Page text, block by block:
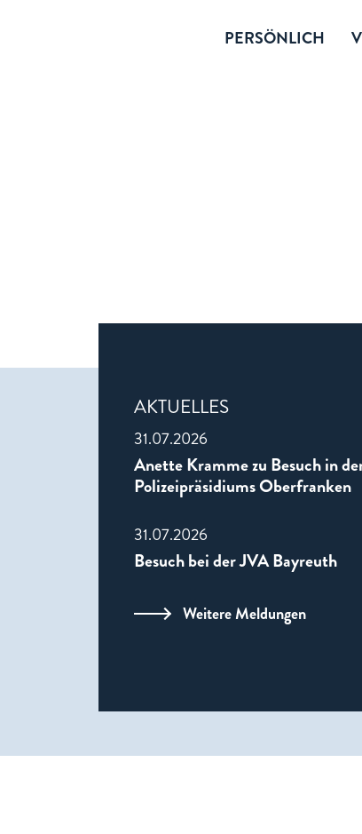
PERSÖNLICH
AKTUELLES
31.07.2026
Anette Kramme zu Besuch in
Polizeipräsidiums Oberfranken
31.07.2026
Besuch bei der JVA Bayreuth
Weitere Meldungen